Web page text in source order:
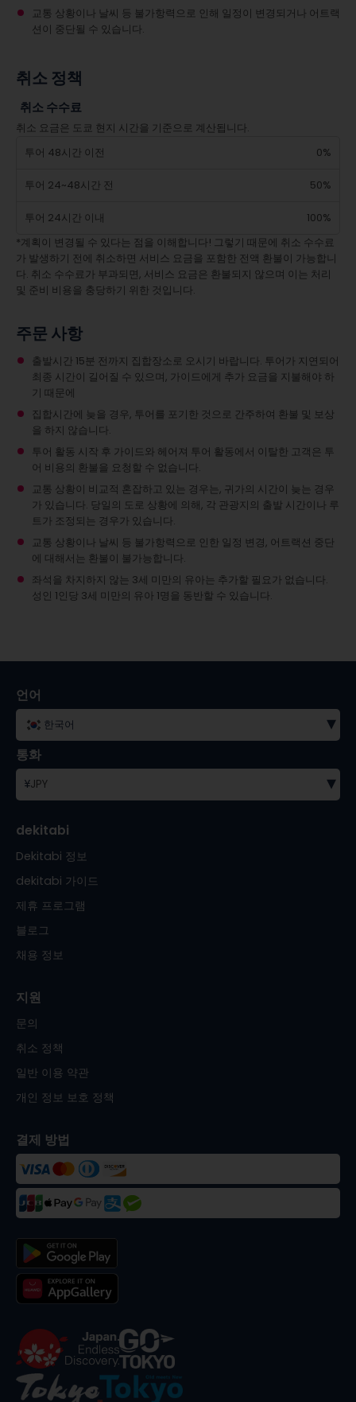
교통 상황이나 날씨 등 불가항력으로 인해 일정이 변경되거나 어트랙
션이 중단될 수 있습니다.
취소 정책
취소 수수료
취소 요금은 도쿄 현지 시간을 기준으로 계산됩니다.
투어 48시간 이전
0%
투어 24~48시간 전 50%
투어 24시간 이내
100%
*계획이 변경될 수 있다는 점을 이해합니다! 그렇기 때문에 취소 수수료
가 발생하기 전에 취소하면 서비스 요금을 포함한 전액 환불이 가능합니
다. 취소 수수료가 부과되면, 서비스 요금은 환불되지 않으며 이는 처리
및 준비 비용을 충당하기 위한 것입니다.
주문 사항
출발시간 15분 전까지 집합장소로 오시기 바랍니다. 투어가 지연되어
최종 시간이 길어질 수 있으며, 가이드에게 추가 요금을 지불해야 하
기 때문에
집합시간에 늦을 경우, 투어를 포기한 것으로 간주하여 환불 및 보상
을 하지 않습니다.
투어 활동 시작 후 가이드와 헤어져 투어 활동에서 이탈한 고객은 투
어 비용의 환불을 요청할 수 없습니다.
교통 상황이 비교적 혼잡하고 있는 경우는, 귀가의 시간이 늦는 경우
가 있습니다. 당일의 도로 상황에 의해, 각 관광지의 출발 시간이나 루
트가 조정되는 경우가 있습니다.
교통 상황이나 날씨 등 불가항력으로 인한 일정 변경, 어트랙션 중단
에 대해서는 환불이 불가능합니다.
좌석을 차지하지 않는 3세 미만의 유아는 추가할 필요가 없습니다.
성인 1인당 3세 미만의 유아 1명을 동반할 수 있습니다.
언어
한국어 ▾
통화
¥JPY ▾
dekitabi
Dekitabi 정보
dekitabi 가이드
제휴 프로그램
블로그
채용 정보
지원
문의
취소 정책
일반 이용 약관
개인 정보 보호 정책
결제 방법